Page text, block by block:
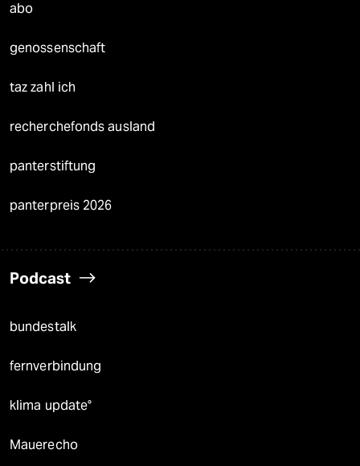
abo
genossenschaft
taz zahl ich
recherchefonds ausland
panterstiftung
panterpreis 2026
Podcast
bundestalk
fernverbindung
klima update°
Mauerecho